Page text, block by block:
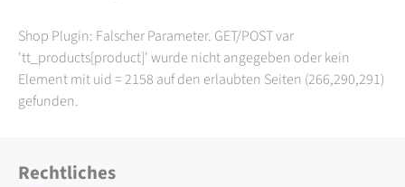
Shop Plugin: Falscher Parameter. GET/POST var
'tt_products[product]' wurde nicht angegeben oder kein
Element mit uid = 2158 auf den erlaubten Seiten (266,290,291)
gefunden.
Rechtliches